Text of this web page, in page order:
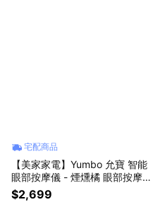
宅配商品
【美家家電】Yumbo 允寶 智能
眼部按摩儀 - 煙燻橘 眼部按摩
紓壓 放鬆 (隨機送贈品x1)
$2,699